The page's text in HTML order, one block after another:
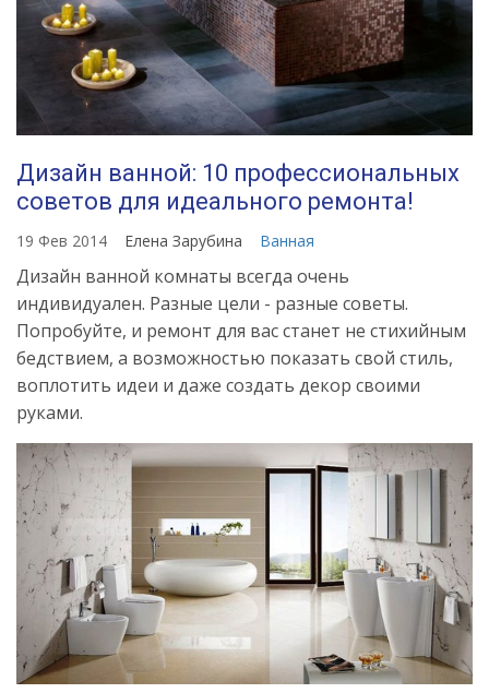
Дизайн ванной: 10 профессиональных
советов для идеального ремонта!
19 Фев 2014 Елена Зарубина Ванная
Дизайн ванной комнаты всегда очень
индивидуален. Разные цели - разные советы.
Попробуйте, и ремонт для вас станет не стихийным
бедствием, а возможностью показать свой стиль,
воплотить идеи и даже создать декор своими
руками.